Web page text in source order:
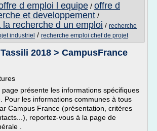
d emploi l equipe / offre d
et developpement /
la recherche d un emploi / recherche
industriel / recherche emploi chef de projet
2018 > CampusFrance
présente les informations spécifiques
Pour les informations communes à tous
Campus France (présentation, critères
reportez-vous à la page de
.